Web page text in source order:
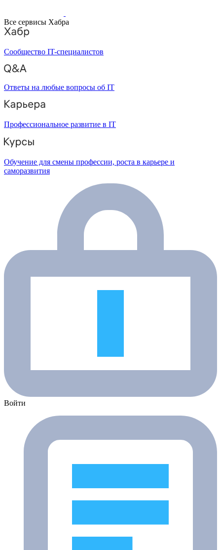
Все сервисы Хабра
Сообщество IT-специалистов
Ответы на любые вопросы об IT
Профессиональное развитие в IT
Обучение для смены профессии, роста в карьере и
саморазвития
Войти